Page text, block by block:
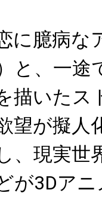
に臆病な
と、一
描いたス
望が擬人
、現実世
が3Dア